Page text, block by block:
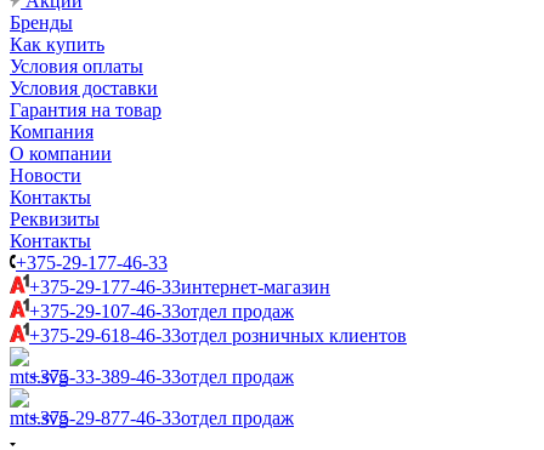
Бренды
Как купить
Условия оплаты
Условия доставки
Гарантия на товар
Компания
О компании
Новости
Контакты
Реквизиты
Контакты
+375-29-177-46-33
+375-29-177-46-33интернет-магазин
+375-29-107-46-33отдел продаж
+375-29-618-46-33отдел розничных клиентов
+375-33-389-46-33отдел продаж
+375-29-877-46-33отдел продаж